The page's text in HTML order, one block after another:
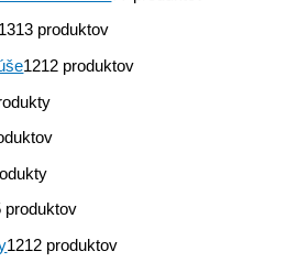
1313 produktov
1212 produktov
produktov
1212 produktov